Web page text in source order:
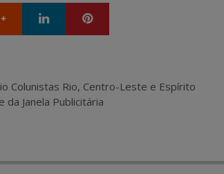
Google+ LinkedIn
Colunistas Rio, Centro-Leste e Espírito
Janela Publicitária